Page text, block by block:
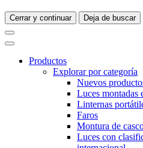
Cerrar y continuar Deja de buscar
Productos
Explorar por categoría
Nuevos
Luces montadas
Linternas
Faros
Montura de
Luces con